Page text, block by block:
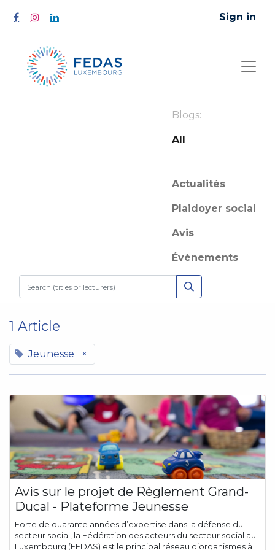
Sign in
Blogs:
All
Actualités
Plaidoyer social
Avis
Évènements
1 Article
Jeunesse ×
Avis sur le projet de Règlement Grand-
Ducal - Plateforme Jeunesse
Forte de quarante années d’expertise dans la défense du
secteur social, la Fédération des acteurs du secteur social au
Luxembourg (FEDAS) est le principal réseau d’organismes à